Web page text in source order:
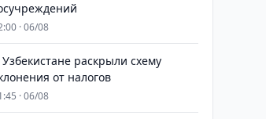
· 06/08
Узбекистане раскрыли схему
от налогов
· 06/08